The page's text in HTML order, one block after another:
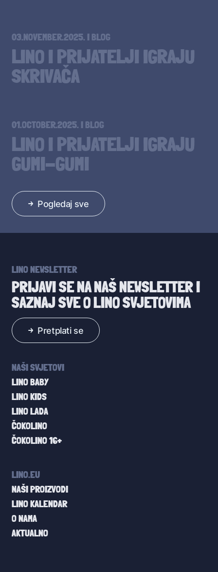
Pogledaj sve
03.NOVEMBER.2025. I BLOG
LINO I PRIJATELJI IGRAJU
SKRIVAČA
01.OCTOBER.2025. I BLOG
LINO I PRIJATELJI IGRAJU
GUMI-GUMI
LINO NEWSLETTER
PRIJAVI SE NA NAŠ NEWSLETTER I
SAZNAJ SVE O LINO SVJETOVIMA
Pretplati se
NAŠI SVJETOVI
LINO BABY
LINO KIDS
LINO LADA
ČOKOLINO
ČOKOLINO 16+
LINO.EU
NAŠI PROIZVODI
LINO KALENDAR
O NAMA
AKTUALNO